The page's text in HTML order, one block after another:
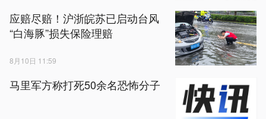
应赔尽赔！沪浙皖苏已启动台风
“白海豚”损失保险理赔
8月10日 11:59
马里军方称打死50余名恐怖分子